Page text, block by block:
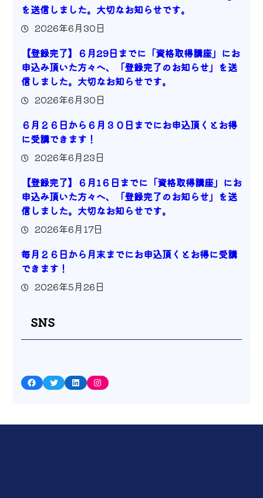
を送信しました。大切なお知らせです。
2026年6月30日
【登録完了】６月29日までに「資格取得講座」にお
申込み頂いた方々へ、「登録完了のお知らせ」を送
信しました。大切なお知らせです。
2026年6月30日
６月２６日から６月３０日までにお申込頂くとお得
に受講できます！
2026年6月23日
【登録完了】６月1６日までに「資格取得講座」にお
申込み頂いた方々へ、「登録完了のお知らせ」を送
信しました。大切なお知らせです。
2026年6月17日
毎月２６日から月末までにお申込頂くとお得に受講
できます！
2026年5月26日
SNS
Facebook Twitter LinkedIn Instagram